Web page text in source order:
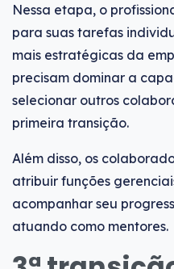
Nessa etapa, o
para suas tarefas
mais estratégicas da
precisam dominar a
selecionar outros
primeira transição.
Além disso, os
atribuir funções
acompanhar seu
atuando como mentores.